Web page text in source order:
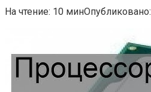
На чтение: 10 минОпубликовано: